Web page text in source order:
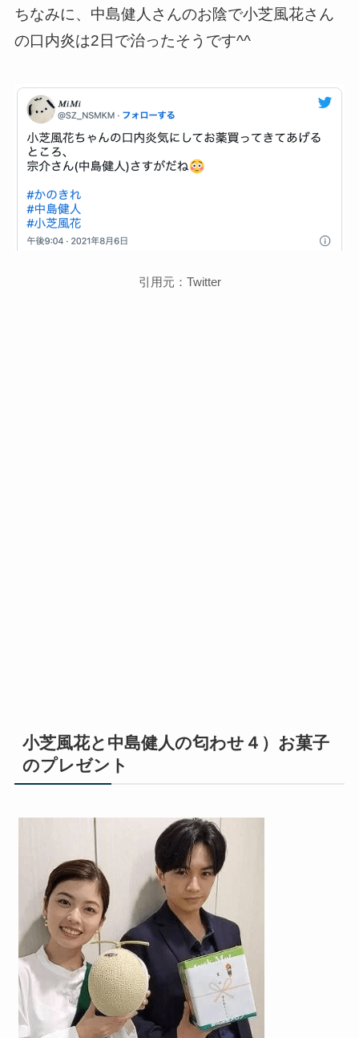
ちなみに、中島健人さんのお陰で小芝風花さん
の口内炎は2日で治ったそうです^^
引用元：Twitter
小芝風花と中島健人の匂わせ４）お菓子
のプレゼント